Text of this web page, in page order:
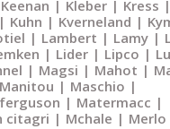
Keenan Kleber Kress
Kuhn Kverneland
Lambert Lamy
Lider Lipco
Magsi Mahot
Manitou
Maschio
Matermacc
citagri
Mchale Merlo